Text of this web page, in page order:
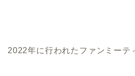
2022年に行われたファンミーテ